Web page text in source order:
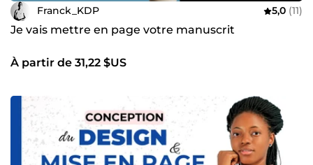
Franck_KDP 5,0 (11)
Je vais mettre en page votre manuscrit
À partir de 31,22 $US